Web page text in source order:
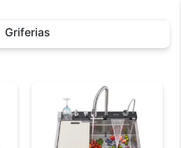
Griferias